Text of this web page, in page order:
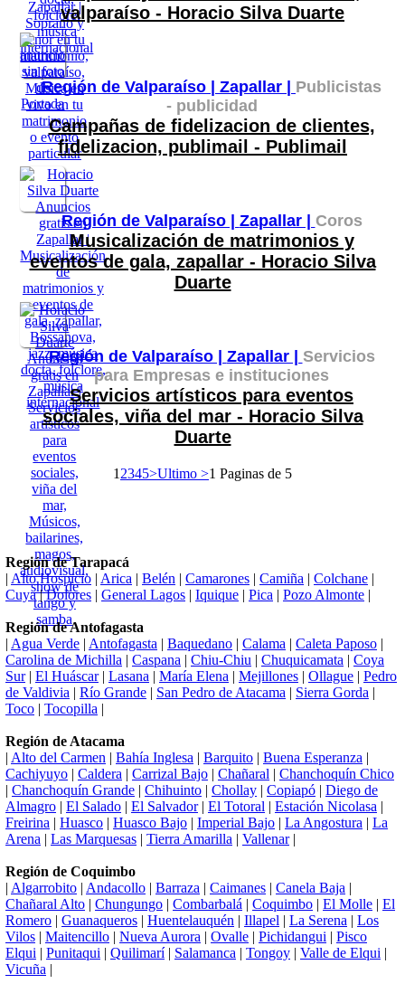
valparaíso - Horacio Silva Duarte
Región de Valparaíso | Zapallar | Publicistas
- publicidad
Campañas de fidelizacion de clientes,
fidelizacion, publimail - Publimail
Región de Valparaíso | Zapallar | Coros
Musicalización de matrimonios y
eventos de gala, zapallar - Horacio Silva
Duarte
Región de Valparaíso | Zapallar | Servicios
para Empresas e instituciones
Servicios artísticos para eventos
sociales, viña del mar - Horacio Silva
Duarte
1 2345>Ultimo >1 Paginas de 5
Región de Tarapacá
| Alto Hospicio | Arica | Belén | Camarones | Camiña | Colchane |
Cuya|Dolores | General Lagos | Iquique | Pica | Pozo Almonte |
Región de Antofagasta
| Agua Verde | Antofagasta | Baquedano | Calama | Caleta Paposo |
Carolina de Michilla | Caspana | Chiu-Chiu | Chuquicamata | Coya
Sur| El Huáscar| Lasana | María Elena | Mejillones | Ollague | Pedro
de Valdivia | Río Grande | San Pedro de Atacama | Sierra Gorda |
Toco | Tocopilla |
Región de Atacama
| Alto del Carmen | Bahía Inglesa | Barquito | Buena Esperanza |
Cachiyuyo | Caldera | Carrizal Bajo | Chañaral | Chanchoquín Chico
| Chanchoquín Grande | Chihuinto | Chollay | Copiapó | Diego de
Almagro | El Salado | El Salvador| El Totoral | Estación Nicolasa |
Freirina | Huasco | Huasco Bajo | Imperial Bajo | La Angostura | La
Arena | Las Marquesas | Tierra Amarilla | Vallenar|
Región de Coquimbo
| Algarrobito | Andacollo | Barraza | Caimanes | Canela Baja |
Chañaral Alto | Chungungo | Combarbalá | Coquimbo | El Molle | El
Romero | Guanaqueros | Huentelauquén | Illapel | La Serena | Los
Vilos | Maitencillo | Nueva Aurora | Ovalle | Pichidangui | Pisco
Elqui | Punitaqui | Quilimarí| Salamanca | Tongoy | Valle de Elqui |
Vicuña |